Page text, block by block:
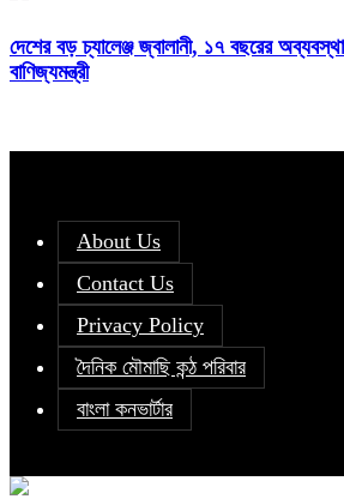
দেশের বড় চ্যালেঞ্জ জ্বালানী, ১৭ বছরের
বাণিজ্যমন্ত্রী
About Us
Contact Us
Privacy Policy
দৈনিক মৌমাছি কন্ঠ পরিবার
বাংলা কনভার্টার